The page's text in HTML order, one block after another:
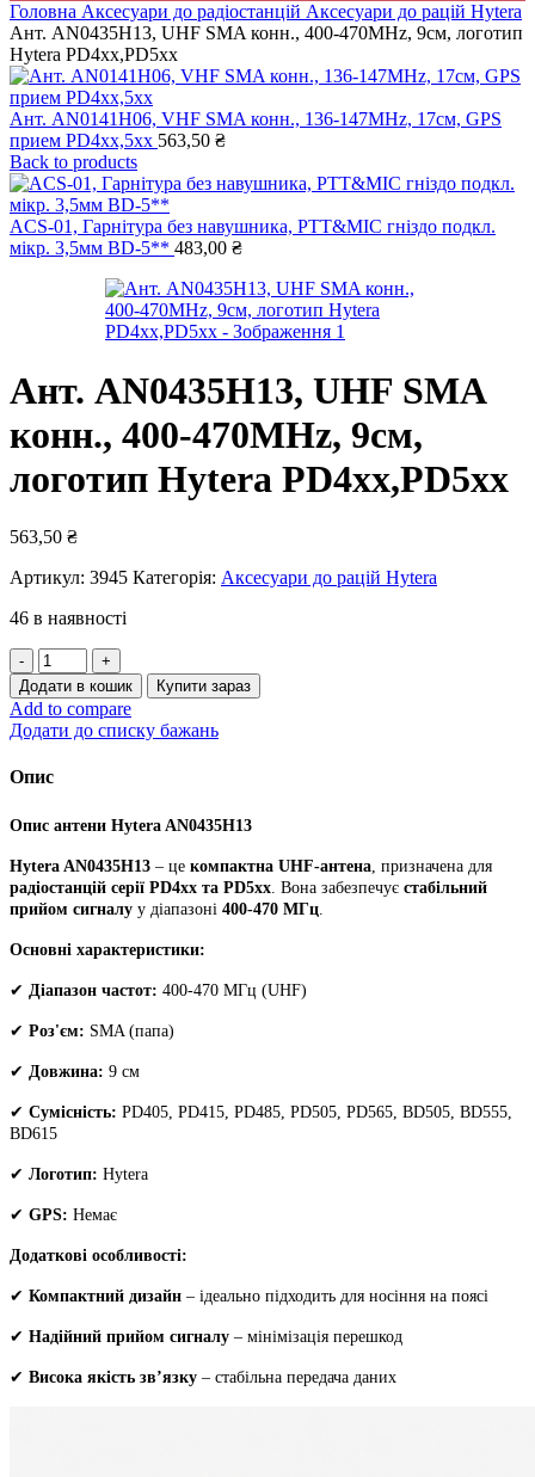
Головна Аксесуари до радіостанцій Аксесуари до рацій Hytera
Ант. AN0435H13, UHF SMA конн., 400-470MHz, 9см, логотип
Hytera PD4xx,PD5xx
Ант. AN0141H06, VHF SMA конн., 136-147MHz, 17см, GPS
прием PD4xx,5xx 563,50 ₴
Back to products
ACS-01, Гарнітура без навушника, PTT&MIC гніздо подкл.
мікр. 3,5мм BD-5** 483,00 ₴
Ант. AN0435H13, UHF SMA
конн., 400-470MHz, 9см,
логотип Hytera PD4xx,PD5xx
563,50 ₴
Артикул: 3945 Категорія: Аксесуари до рацій Hytera
46 в наявності
Ант.
AN0435H13,
UHF
SMA
конн.,
470MHz,
логотип
PD4xx,PD5xx
кількість
Додати в кошик Купити зараз
Add to compare
Додати до списку бажань
Опис
Опис антени Hytera AN0435H13
Hytera AN0435H13 – це компактна UHF-антена , призначена для
радіостанцій серії PD4xx та PD5xx . Вона забезпечує стабільний
прийом сигналу у діапазоні 400-470 МГц
Основні характеристики:
✔ Діапазон частот: 400-470 МГц (UHF)
✔ Роз'єм: SMA (папа)
✔ Довжина: 9 см
✔ Сумісність: PD405, PD415, PD485, PD505, PD565, BD505, BD555,
BD615
✔ Логотип: Hytera
✔ GPS: Немає
Додаткові особливості:
✔ Компактний дизайн – ідеально підходить для носіння на поясі
✔ Надійний прийом сигналу – мінімізація перешкод
✔ Висока якість зв’язку – стабільна передача даних